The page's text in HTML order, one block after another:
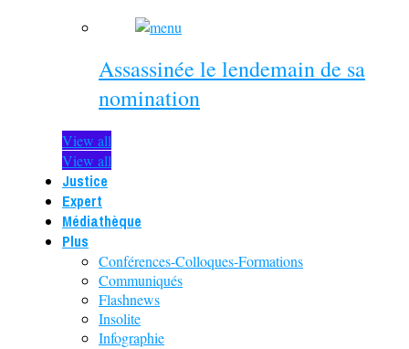
Assassinée le lendemain de sa
nomination
View all
View all
Justice
Expert
Médiathèque
Plus
Conférences-Colloques-Formations
Communiqués
Flashnews
Insolite
Infographie